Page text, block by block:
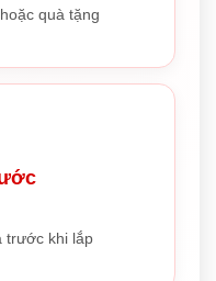
quà tặng
trước khi lắp